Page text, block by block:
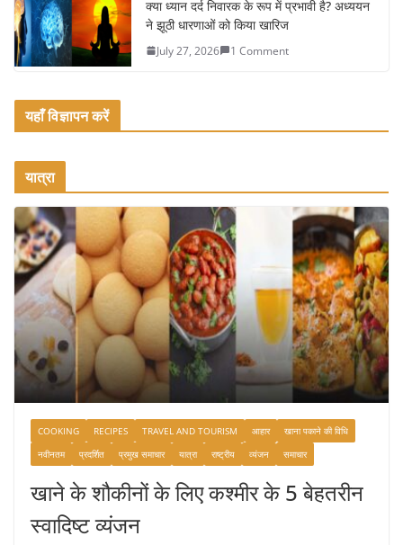
क्या ध्यान दर्द निवारक के रूप में प्रभावी है? अध्ययन
ने झूठी धारणाओं को किया खारिज
July 27, 2026 1 Comment
यहाँ विज्ञापन करें
यात्रा
COOKING RECIPES TRAVEL AND TOURISM आहार
खाना पकाने की विधि
नवीनतम
प्रदर्शित प्रमुख समाचार यात्रा राष्ट्रीय व्यंजन समाचार
खाने के शौकीनों के लिए कश्मीर के 5 बेहतरीन
स्वादिष्ट व्यंजन